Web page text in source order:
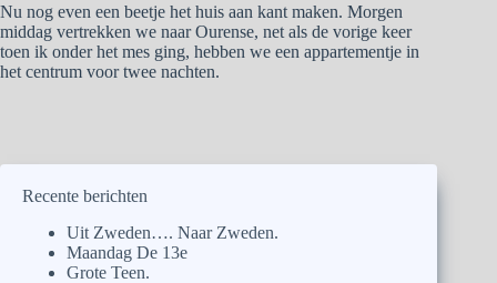
Nu nog even een beetje het huis aan kant maken. Morgen
middag vertrekken we naar Ourense, net als de vorige keer
toen ik onder het mes ging, hebben we een appartementje in
het centrum voor twee nachten.
Recente berichten
Uit Zweden…. Naar Zweden.
Maandag De 13e
Grote Teen.